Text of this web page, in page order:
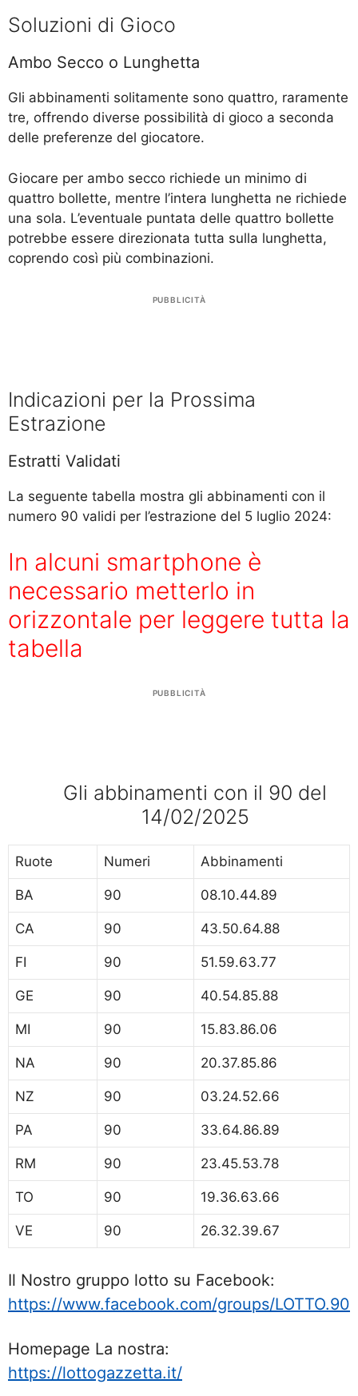
Soluzioni di Gioco
Ambo Secco o Lunghetta
Gli abbinamenti solitamente sono quattro, raramente
tre, offrendo diverse possibilità di gioco a seconda
delle preferenze del giocatore.
Giocare per ambo secco richiede un minimo di
quattro bollette, mentre l’intera lunghetta ne richiede
una sola. L’eventuale puntata delle quattro bollette
potrebbe essere direzionata tutta sulla lunghetta,
coprendo così più combinazioni.
PUBBLICITÀ
Indicazioni per la Prossima
Estrazione
Estratti Validati
La seguente tabella mostra gli abbinamenti con il
numero 90 validi per l’estrazione del 5 luglio 2024:
In alcuni smartphone è
necessario metterlo in
orizzontale per leggere tutta la
tabella
PUBBLICITÀ
Gli abbinamenti con il 90 del
14/02/2025
Ruote Numeri Abbinamenti
BA 90 08.10.44.89
CA 90 43.50.64.88
FI 90 51.59.63.77
GE 90 40.54.85.88
MI 90 15.83.86.06
NA 90 20.37.85.86
NZ 90 03.24.52.66
PA 90 33.64.86.89
RM 90 23.45.53.78
TO 90 19.36.63.66
VE 90 26.32.39.67
Il Nostro gruppo lotto su Facebook:
https://www.facebook.com/groups/LOTTO.90
Homepage La nostra:
https://lottogazzetta.it/